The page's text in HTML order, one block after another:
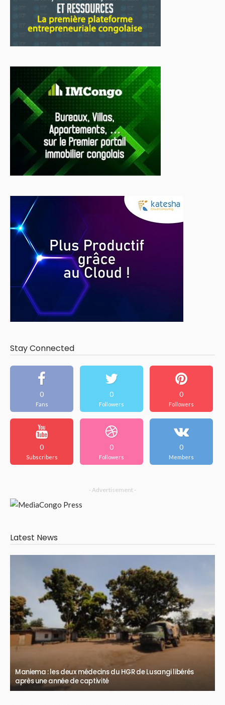
Stay Connected
0
Fans
0
Followers
0
Followers
0
Subscribers
0
Followers
0
Members
- Advertisement -
Latest News
Maniema : les deux médecins du HGR de Lusangi libérés
après une année de captivité